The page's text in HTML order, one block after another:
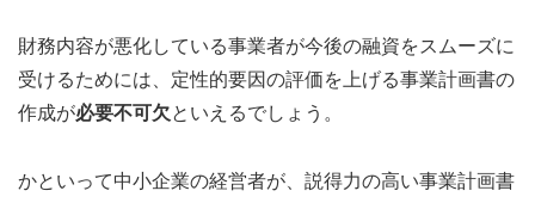
財務内容が悪化している事業者が今後の融資をスムーズに
受けるためには、定性的要因の評価を上げる事業計画書の
作成が必要不可欠といえるでしょう。
かといって中小企業の経営者が、説得力の高い事業計画書